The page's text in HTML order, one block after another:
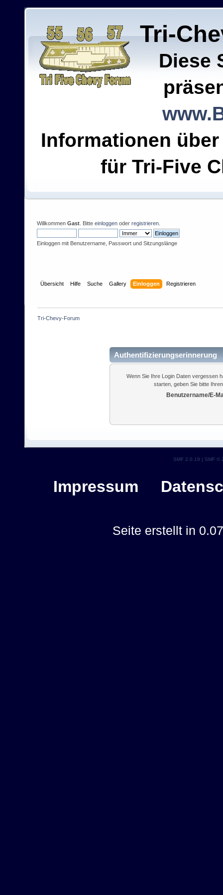
Tri-
Diese
Informationen
für Tri-Five
Willkommen Gast . Bitte einloggen oder registrieren
Einloggen mit Benutzername, Passwort und Sitzungslänge
Übersicht Hilfe Suche Gallery Einloggen Registrieren
Tri-Chevy-Forum
Authentifizierungserinnerung
Wenn Sie Ihre Login Daten vergessen
starten, geben Sie bitte
Benutzername/E-
SMF 2.0.19 | SMF ©
Impressum
Seite erstellt in